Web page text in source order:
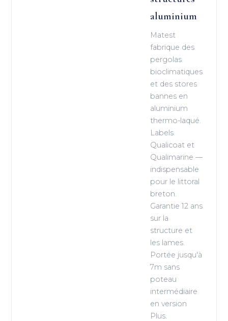
aluminium
Matest
fabrique des
pergolas
bioclimatiques
et des stores
bannes en
aluminium
thermo-laqué.
Labels
Qualicoat et
Qualimarine —
indispensable
pour le littoral
breton.
Garantie 12 ans
sur la
structure et
les lames.
Portée jusqu'à
7m sans
poteau
intermédiaire
en version
Plus.